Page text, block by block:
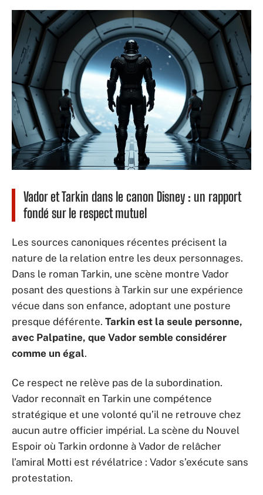
Vador et Tarkin dans le canon Disney : un rapport
fondé sur le respect mutuel
Les sources canoniques récentes précisent la
nature de la relation entre les deux personnages.
Dans le roman Tarkin, une scène montre Vador
posant des questions à Tarkin sur une expérience
vécue dans son enfance, adoptant une posture
presque déférente. Tarkin est la seule personne,
avec Palpatine, que Vador semble considérer
comme un égal.
Ce respect ne relève pas de la subordination.
Vador reconnaît en Tarkin une compétence
stratégique et une volonté qu’il ne retrouve chez
aucun autre officier impérial. La scène du Nouvel
Espoir où Tarkin ordonne à Vador de relâcher
l’amiral Motti est révélatrice : Vador s’exécute sans
protestation.